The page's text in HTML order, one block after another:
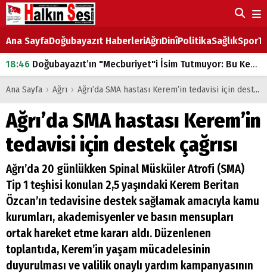
Ana SayfaDoğubayazıt HaberleriAğrıDinîPolitikaSağlıkSpor
18:46Doğubayazıt’ın "Mecburiyet"i İsim Tutmuyor: Bu Kez de Mem u Zîn Oldu!
07:53Doğubayazıt’ta Ekmek Fiyatlarına Zam
07:00 DEVLET ve HÜKÜMET
18:29ÇARŞI CADDESİ YAZ BOZ TAHTASI
Ana Sayfa › Ağrı › Ağrı’da SMA hastası Kerem’in tedavisi için destek çağrısı
Ağrı’da SMA hastası Kerem’in
tedavisi için destek çağrısı
Ağrı’da 20 günlükken Spinal Müsküler Atrofi (SMA)
Tip 1 teşhisi konulan 2,5 yaşındaki Kerem Beritan
Özcan’ın tedavisine destek sağlamak amacıyla kamu
kurumları, akademisyenler ve basın mensupları
ortak hareket etme kararı aldı. Düzenlenen
toplantıda, Kerem’in yaşam mücadelesinin
duyurulması ve valilik onaylı yardım kampanyasının